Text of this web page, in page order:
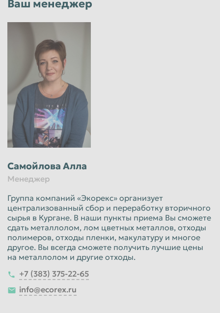
Ваш менеджер
Самойлова Алла
Менеджер
Группа компаний «Экорекс» организует
централизованный сбор и переработку вторичного
сырья в Кургане. В наши пункты приема Вы сможете
сдать металлолом, лом цветных металлов, отходы
полимеров, отходы пленки, макулатуру и многое
другое. Вы всегда сможете получить лучшие цены
на металлолом и другие отходы.
+7 (383) 375-22-65
info@ecorex.ru